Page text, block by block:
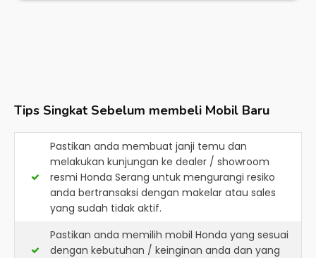
Tips Singkat Sebelum membeli Mobil Baru
Pastikan anda membuat janji temu dan
melakukan kunjungan ke dealer / showroom
resmi Honda Serang untuk mengurangi resiko
anda bertransaksi dengan makelar atau sales
yang sudah tidak aktif.
Pastikan anda memilih mobil Honda yang sesuai
dengan kebutuhan / keinginan anda dan yang